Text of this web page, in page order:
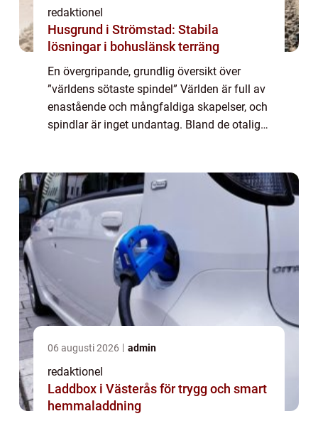
redaktionel
Husgrund i Strömstad: Stabila
lösningar i bohuslänsk terräng
En övergripande, grundlig översikt över
”världens sötaste spindel” Världen är full av
enastående och mångfaldiga skapelser, och
spindlar är inget undantag. Bland de otaliga
06 augusti 2026 admin
redaktionel
Laddbox i Västerås för trygg och smart
hemmaladdning